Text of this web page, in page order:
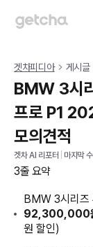
겟차피디아 게시글
BMW 3시
프로 P1
모의견적
겟차 AI 리포터 마지막
3줄 요약
BMW 3시리즈
92,300,000
원 할인)